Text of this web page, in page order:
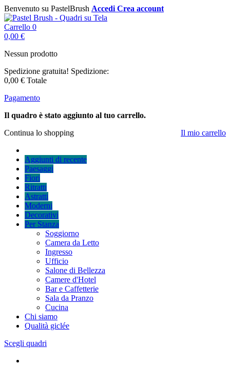
Benvenuto su PastelBrush Accedi Crea account
Carrello 0
0,00 €
Nessun prodotto
Spedizione gratuita! Spedizione:
0,00 € Totale
Pagamento
Il quadro è stato aggiunto al tuo carrello.
Continua lo shopping
Il mio carrello
Aggiunti di recente
Paesaggi
Fiori
Ritratti
Astratti
Moderni
Decorativi
Per Stanza
Soggiorno
Camera da Letto
Ingresso
Ufficio
Salone di Bellezza
Camere d'Hotel
Bar e Caffetterie
Sala da Pranzo
Cucina
Chi siamo
Qualità giclée
Scegli quadri